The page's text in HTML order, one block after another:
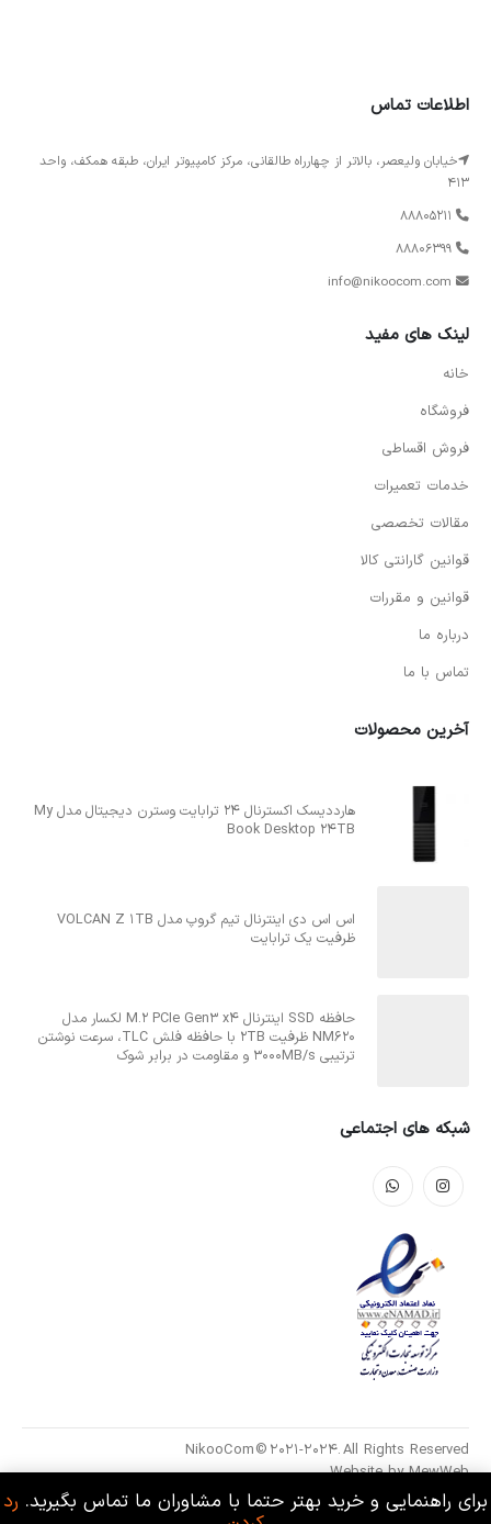
برای راهنمایی و خرید بهتر حتما با مشاوران ما تماس بگیرید. رد
اطلاعات تماس
خیابان ولیعصر، بالاتر از چهارراه طالقانی، مرکز کامپیوتر ایران، طبقه همکف، واحد
413
88805211
88806399
info@nikoocom.com
لینک های مفید
خانه
فروشگاه
فروش اقساطی
خدمات تعمیرات
مقالات تخصصی
قوانین گارانتی کالا
قوانین و مقررات
درباره ما
تماس با ما
آخرین محصولات
هارددیسک اکسترنال 24 ترابایت وسترن دیجیتال مدل My
Book Desktop 24TB
اس اس دی اینترنال تیم گروپ مدل VOLCAN Z 1TB
ظرفیت یک ترابایت
حافظه SSD اینترنال M.2 PCIe Gen3 x4 لکسار مدل
NM620 ظرفیت 2TB با حافظه فلش TLC، سرعت نوشتن
ترتیبی 3000MB/s و مقاومت در برابر شوک
شبکه های اجتماعی
NikooCom © 2021-2024. All Rights Reserved
Website byMewWeb